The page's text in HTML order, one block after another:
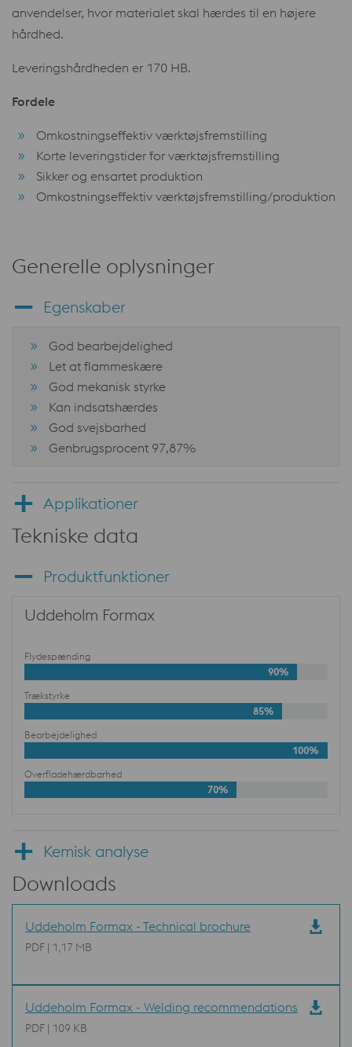
anvendelser, hvor materialet skal hærdes til en højere
hårdhed.
Leveringshårdheden er 170 HB.
Fordele
Omkostningseffektiv værktøjsfremstilling
Korte leveringstider for værktøjsfremstilling
Sikker og ensartet produktion
Omkostningseffektiv værktøjsfremstilling/produktion
Generelle oplysninger
Egenskaber
God bearbejdelighed
Let at flammeskære
God mekanisk styrke
Kan indsatshærdes
God svejsbarhed
Genbrugsprocent 97,87%
Applikationer
Tekniske data
Produktfunktioner
Uddeholm Formax
Flydespænding
90%
Trækstyrke
85%
Bearbejdelighed
100%
Overfladehærdbarhed
70%
Kemisk analyse
Downloads
Uddeholm Formax - Technical brochure
PDF | 1,17 MB
Uddeholm Formax - Welding recommendations
PDF | 109 KB